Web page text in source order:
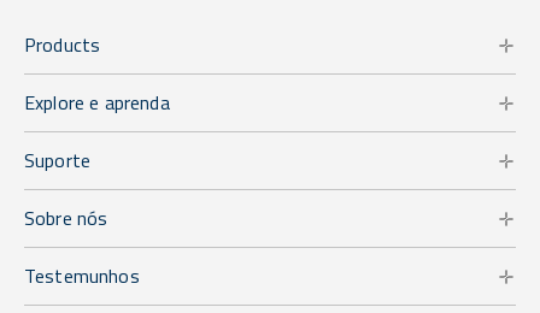
Products
Explore e aprenda
Suporte
Sobre nós
Testemunhos